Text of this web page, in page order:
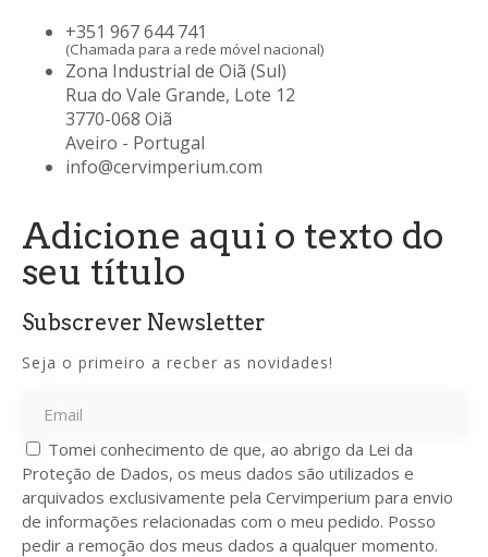
+351 967 644 741
(Chamada para a rede móvel nacional)
Zona Industrial de Oiã (Sul)
Rua do Vale Grande, Lote 12
3770-068 Oiã
Aveiro - Portugal
info@cervimperium.com
Adicione aqui o texto do
seu título
Subscrever Newsletter
Seja o primeiro a recber as novidades!
Tomei conhecimento de que, ao abrigo da Lei da
Proteção de Dados, os meus dados são utilizados e
arquivados exclusivamente pela Cervimperium para envio
de informações relacionadas com o meu pedido. Posso
pedir a remoção dos meus dados a qualquer momento.